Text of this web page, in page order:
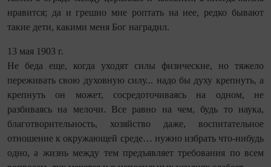
нравится; да и грешно мне роптать на нее, редко бывают
такие дети, какими меня Бог наградил.
13 мая 1903 г.
Не беда еще, когда уходят силы физические, но тяжело
переживать свою духовную силу... надо бы духу крепнуть, а
крепнуть он может, сосредоточиваясь на одном, не
разбиваясь на мелочи. Все равно на чем, будь то наука,
благотворительность, хозяйство даже, воспитательное
отношение к окружающей среде… нужно избрать что-нибудь
одно, а жизнь между тем предъявляет требования по всем